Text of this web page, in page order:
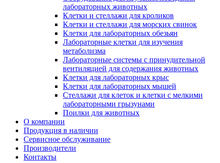
лабораторных животных
Клетки и стеллажи для кроликов
Клетки и стеллажи для морских свинок
Клетки для лабораторных обезьян
Лабораторные клетки для изучения
метаболизма
Лабораторные системы с принудительной
вентиляцией для содержания животных
Клетки для лабораторных крыс
Клетки для лабораторных мышей
Стеллажи для клеток и клетки с мелкими
лабораторными грызунами
Поилки для животных
О компании
Продукция в наличии
Сервисное обслуживание
Производители
Контакты